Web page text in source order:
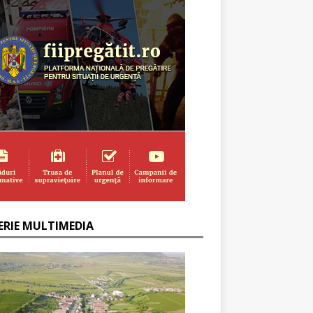
MULTIMEDIA